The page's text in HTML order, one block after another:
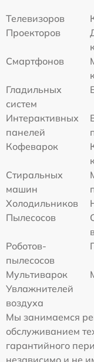
Телевизоров
Проекторов
Смартфонов
Гладильных
систем
Интерактивных
панелей
Кофеварок
Стиральных
машин
Холодильников
Пылесосов
Роботов-
пылесосов
Мультиварок
Увлажнителей
воздуха
Мы занимаемся
обслуживанием
гарантийного